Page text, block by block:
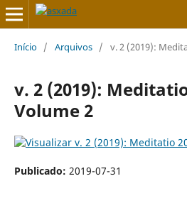
Início / Arquivos / v. 2 (2019):
v. 2 (2019):
Volume 2
Publicado: 2019-07-31